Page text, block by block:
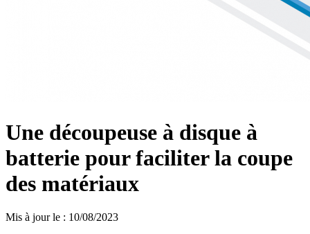
Une découpeuse à disque à
batterie pour faciliter la coupe
des matériaux
Mis à jour le : 10/08/2023